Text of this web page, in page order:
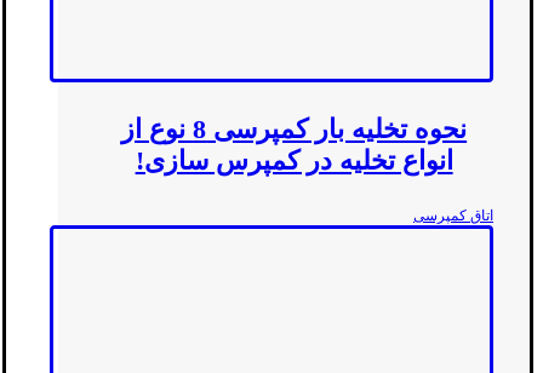
نحوه تخلیه بار کمپرسی 8 نوع از
انواع تخلیه در کمپرس سازی!
اتاق کمپرسی